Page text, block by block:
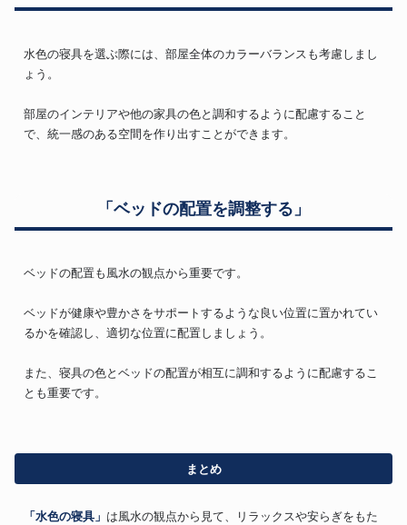
水色の寝具を選ぶ際には、部屋全体のカラーバランスも考慮しまし
ょう。
部屋のインテリアや他の家具の色と調和するように配慮すること
で、統一感のある空間を作り出すことができます。
「ベッドの配置を調整する」
ベッドの配置も風水の観点から重要です。
ベッドが健康や豊かさをサポートするような良い位置に置かれてい
るかを確認し、適切な位置に配置しましょう。
また、寝具の色とベッドの配置が相互に調和するように配慮するこ
とも重要です。
まとめ
「水色の寝具」 は風水の観点から見て、リラックスや安らぎをもた